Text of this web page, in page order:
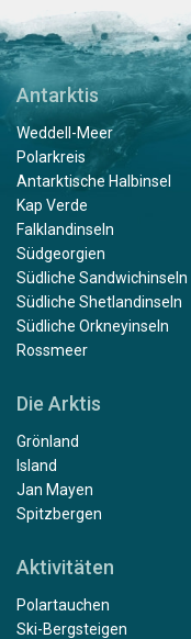
Antarktis
Weddell-Meer
Polarkreis
Antarktische Halbinsel
Kap Verde
Falklandinseln
Südgeorgien
Südliche Sandwichinseln
Südliche Shetlandinseln
Südliche Orkneyinseln
Rossmeer
Die Arktis
Grönland
Island
Jan Mayen
Spitzbergen
Aktivitäten
Polartauchen
Ski-Bergsteigen